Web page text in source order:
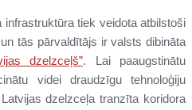
tiek veidota atbilstoši
tās pārvaldītājs ir valsts dibināta
dzelzceļš”. Lai paaugstinātu
videi draudzīgu tehnoloģiju
dzelzceļa tranzīta koridora